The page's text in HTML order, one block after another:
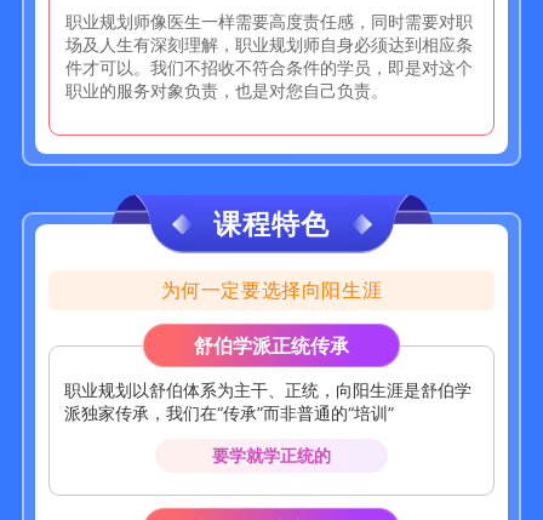
职业规划师像医生一样需要高度责任感，同时需要对职
场及人生有深刻理解，职业规划师自身必须达到相应条
件才可以。我们不招收不符合条件的学员，即是对这个
职业的服务对象负责，也是对您自己负责。
课程特色
为何一定要选择向阳生涯
舒伯学派正统传承
职业规划以舒伯体系为主干、正统，向阳生涯是舒伯学
派独家传承，我们在“传承”而非普通的“培训”
要学就学正统的